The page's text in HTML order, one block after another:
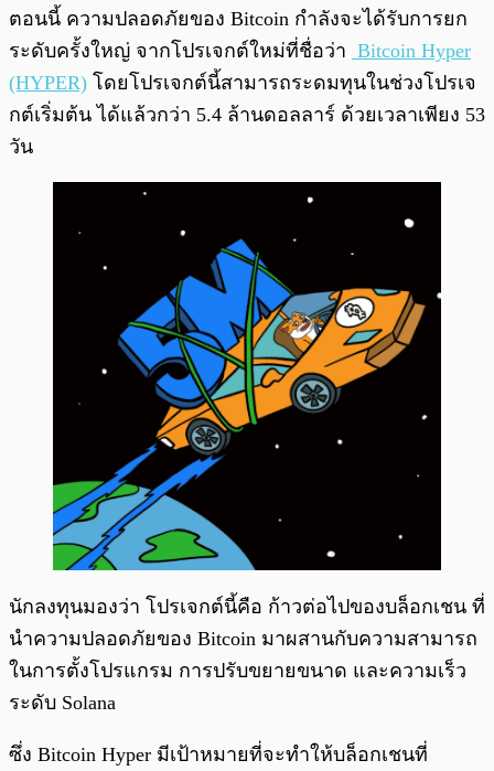
ตอนนี้ ความปลอดภัยของ Bitcoin กำลังจะได้รับการยก
ระดับครั้งใหญ่ จากโปรเจกต์ใหม่ที่ชื่อว่า Bitcoin Hyper
(HYPER) โดยโปรเจกต์นี้สามารถระดมทุนในช่วงโปรเจ
กต์เริ่มต้น ได้แล้วกว่า 5.4 ล้านดอลลาร์ ด้วยเวลาเพียง 53
วัน
นักลงทุนมองว่า โปรเจกต์นี้คือ ก้าวต่อไปของบล็อกเชน ที่
นำความปลอดภัยของ Bitcoin มาผสานกับความสามารถ
ในการตั้งโปรแกรม การปรับขยายขนาด และความเร็ว
ระดับ Solana
ซึ่ง Bitcoin Hyper มีเป้าหมายที่จะทำให้บล็อกเชนที่